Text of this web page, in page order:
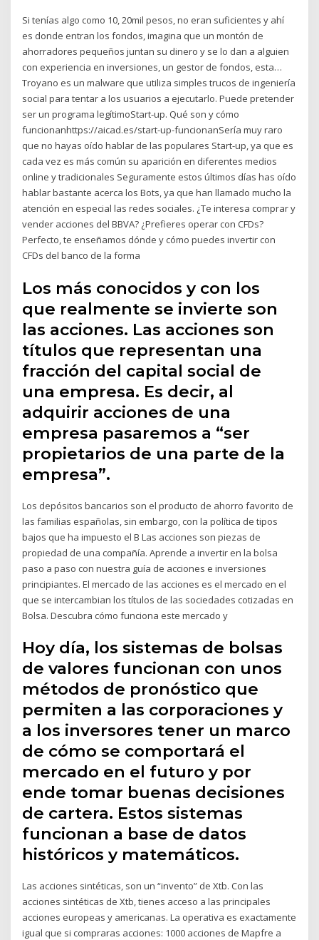
Si tenías algo como 10, 20mil pesos, no eran suficientes y ahí
es donde entran los fondos, imagina que un montón de
ahorradores pequeños juntan su dinero y se lo dan a alguien
con experiencia en inversiones, un gestor de fondos, esta…
Troyano es un malware que utiliza simples trucos de ingeniería
social para tentar a los usuarios a ejecutarlo. Puede pretender
ser un programa legítimoStart-up. Qué son y cómo
funcionanhttps://aicad.es/start-up-funcionanSería muy raro
que no hayas oído hablar de las populares Start-up, ya que es
cada vez es más común su aparición en diferentes medios
online y tradicionales Seguramente estos últimos días has oído
hablar bastante acerca los Bots, ya que han llamado mucho la
atención en especial las redes sociales. ¿Te interesa comprar y
vender acciones del BBVA? ¿Prefieres operar con CFDs?
Perfecto, te enseñamos dónde y cómo puedes invertir con
CFDs del banco de la forma
Los más conocidos y con los
que realmente se invierte son
las acciones. Las acciones son
títulos que representan una
fracción del capital social de
una empresa. Es decir, al
adquirir acciones de una
empresa pasaremos a “ser
propietarios de una parte de la
empresa”.
Los depósitos bancarios son el producto de ahorro favorito de
las familias españolas, sin embargo, con la política de tipos
bajos que ha impuesto el B Las acciones son piezas de
propiedad de una compañía. Aprende a invertir en la bolsa
paso a paso con nuestra guía de acciones e inversiones
principiantes. El mercado de las acciones es el mercado en el
que se intercambian los títulos de las sociedades cotizadas en
Bolsa. Descubra cómo funciona este mercado y
Hoy día, los sistemas de bolsas
de valores funcionan con unos
métodos de pronóstico que
permiten a las corporaciones y
a los inversores tener un marco
de cómo se comportará el
mercado en el futuro y por
ende tomar buenas decisiones
de cartera. Estos sistemas
funcionan a base de datos
históricos y matemáticos.
Las acciones sintéticas, son un “invento” de Xtb. Con las
acciones sintéticas de Xtb, tienes acceso a las principales
acciones europeas y americanas. La operativa es exactamente
igual que si compraras acciones: 1000 acciones de Mapfre a